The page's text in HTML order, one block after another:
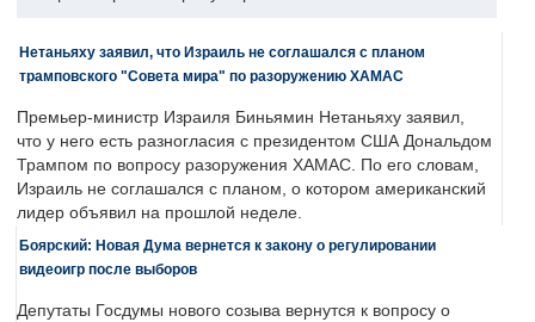
Нетаньяху заявил, что Израиль не соглашался с планом
трамповского "Совета мира" по разоружению ХАМАС
Премьер-министр Израиля Биньямин Нетаньяху заявил,
что у него есть разногласия с президентом США Дональдом
Трампом по вопросу разоружения ХАМАС. По его словам,
Израиль не соглашался с планом, о котором американский
лидер объявил на прошлой неделе.
Боярский: Новая Дума вернется к закону о регулировании
видеоигр после выборов
Депутаты Госдумы нового созыва вернутся к вопросу о